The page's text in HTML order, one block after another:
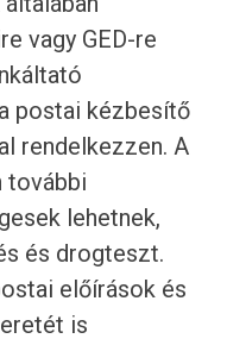
vagy GED-re
postai kézbesítő
rendelkezzen. A
további
lehetnek,
és drogteszt.
előírások és
is